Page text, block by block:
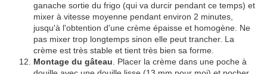
ganache sortie du frigo (qui va durcir pendant ce temps) et
mixer à vitesse moyenne pendant environ 2 minutes,
jusqu'à l'obtention d'une crème épaisse et homogène. Ne
pas mixer trop longtemps sinon elle peut trancher. La
crème est très stable et tient très bien sa forme.
Montage du gâteau . Placer la crème dans une poche à